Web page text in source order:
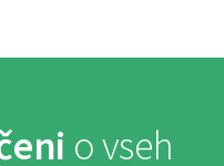
o vseh